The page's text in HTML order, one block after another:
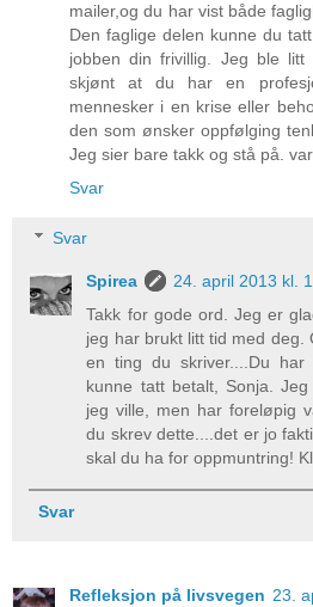
mailer,og du har vist både
Den faglige delen kunne du
jobben din frivillig. Jeg ble
skjønt at du har en
mennesker i en krise eller
den som ønsker oppfølging
Jeg sier bare takk og stå på.
Svar
Svar
Spirea
24. april 2013 kl.
Takk for gode ord. Jeg er
jeg har brukt litt tid med deg.
en ting du skriver....Du
kunne tatt betalt, Sonja.
jeg ville, men har foreløpig
du skrev dette....det er jo
skal du ha for oppmuntring!
Svar
Refleksjon på livsvegen 23.